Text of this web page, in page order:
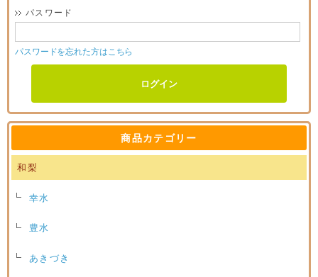
パスワード
パスワードを忘れた方はこちら
商品カテゴリー
和梨
幸水
豊水
あきづき